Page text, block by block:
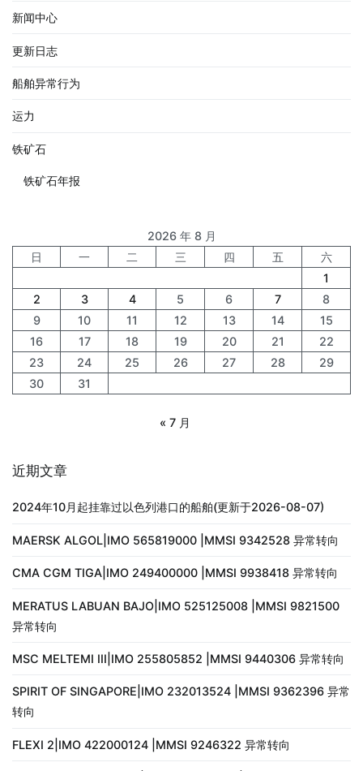
新闻中心
更新日志
船舶异常行为
运力
铁矿石
铁矿石年报
2026 年 8 月
日
一 二 三 四 五
六
1
2
3 4 5 6 7
8
9
10 11 12 13 14
15
16
17 18 19 20 21
22
23
24 25 26 27 28
29
30
31
« 7 月
近期文章
2024年10月起挂靠过以色列港口的船舶(更新于2026-08-07)
MAERSK ALGOL|IMO 565819000 |MMSI 9342528 异常转向
CMA CGM TIGA|IMO 249400000 |MMSI 9938418 异常转向
MERATUS LABUAN BAJO|IMO 525125008 |MMSI 9821500
异常转向
MSC MELTEMI III|IMO 255805852 |MMSI 9440306 异常转向
SPIRIT OF SINGAPORE|IMO 232013524 |MMSI 9362396 异常
转向
FLEXI 2|IMO 422000124 |MMSI 9246322 异常转向